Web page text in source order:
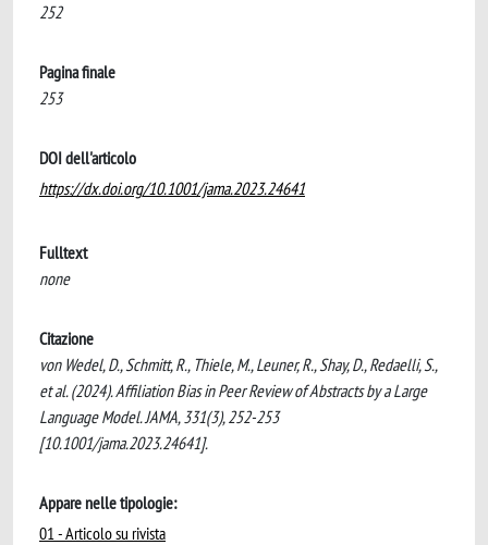
252
Pagina finale
253
DOI dell'articolo
https://dx.doi.org/10.1001/jama.2023.24641
Fulltext
none
Citazione
von Wedel, D., Schmitt, R., Thiele, M., Leuner, R., Shay, D., Redaelli, S.,
et al. (2024). Affiliation Bias in Peer Review of Abstracts by a Large
Language Model. JAMA, 331(3), 252-253
[10.1001/jama.2023.24641].
Appare nelle tipologie:
01 - Articolo su rivista